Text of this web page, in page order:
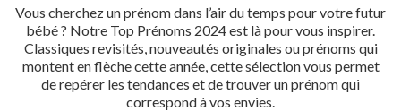
Vous cherchez un prénom dans l’air du temps pour votre futur
bébé ? Notre Top Prénoms 2024 est là pour vous inspirer.
Classiques revisités, nouveautés originales ou prénoms qui
montent en flèche cette année, cette sélection vous permet
de repérer les tendances et de trouver un prénom qui
correspond à vos envies.